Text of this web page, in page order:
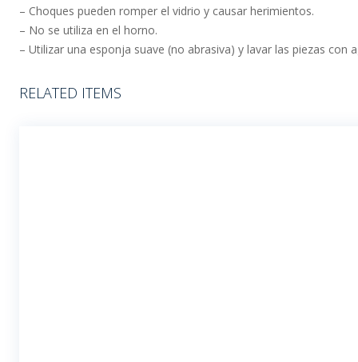
– Choques pueden romper el vidrio y causar herimientos.
– No se utiliza en el horno.
– Utilizar una esponja suave (no abrasiva) y lavar las piezas con
RELATED ITEMS